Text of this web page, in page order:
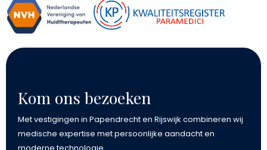
Kom ons bezoeken
Met vestigingen in Papendrecht en Rijswijk combineren wij
medische expertise met persoonlijke aandacht en
moderne technologie.